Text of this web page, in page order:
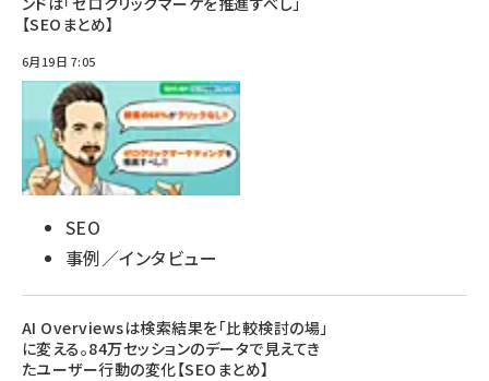
【SEOまとめ】
6月19日 7:05
SEO
事例／インタビュー
AI Overviewsは検索結果を「比較検討の場」
に変える。84万セッションのデータで見えてき
たユーザー行動の変化【SEOまとめ】